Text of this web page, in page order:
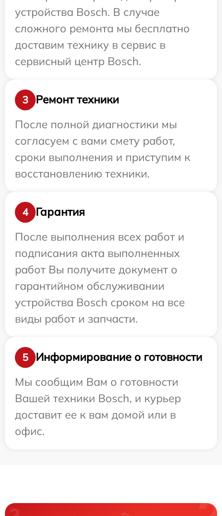
устройства Bosch. В случае
сложного ремонта мы бесплатно
доставим технику в сервис в
сервисный центр Bosch.
3
Ремонт техники
После полной диагностики мы
согласуем с вами смету работ,
сроки выполнения и приступим к
восстановлению техники.
4
Гарантия
После выполнения всех работ и
подписания акта выполненных
работ Вы получите документ о
гарантийном обслуживании
устройства Bosch сроком на все
виды работ и запчасти.
5
Информирование о готовности
Мы сообщим Вам о готовности
Вашей техники Bosch, и курьер
доставит ее к вам домой или в
офис.